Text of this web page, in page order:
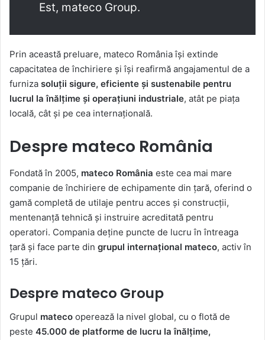
Est, mateco Group.
Prin această preluare, mateco România își extinde
capacitatea de închiriere și își reafirmă angajamentul de a
furniza soluții sigure, eficiente și sustenabile pentru
lucrul la înălțime și operațiuni industriale, atât pe piața
locală, cât și pe cea internațională.
Despre mateco România
Fondată în 2005, mateco România este cea mai mare
companie de închiriere de echipamente din țară, oferind o
gamă completă de utilaje pentru acces și construcții,
mentenanță tehnică și instruire acreditată pentru
operatori. Compania deține puncte de lucru în întreaga
țară și face parte din grupul internațional mateco, activ în
15 țări.
Despre mateco Group
Grupul mateco operează la nivel global, cu o flotă de
peste 45.000 de platforme de lucru la înălțime,